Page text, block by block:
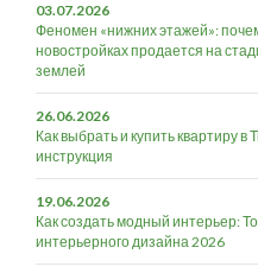
03.07.2026
Феномен «нижних этажей»:
новостройках продается на
землей
26.06.2026
Как выбрать и купить квартиру
инструкция
19.06.2026
Как создать модный интерьер:
интерьерного дизайна 2026